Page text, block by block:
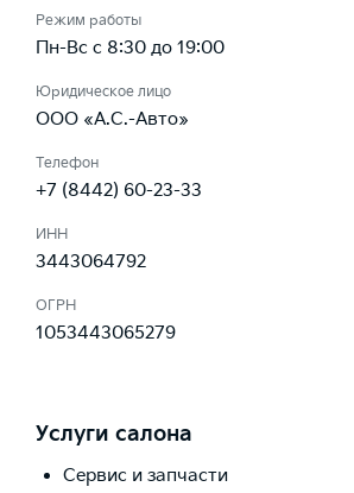
Режим работы
Пн-Вс с 8:30 до 19:00
Юридическое лицо
ООО «А.С.-Авто»
Телефон
+7 (8442) 60-23-33
ИНН
3443064792
ОГРН
1053443065279
Услуги салона
Сервис и запчасти